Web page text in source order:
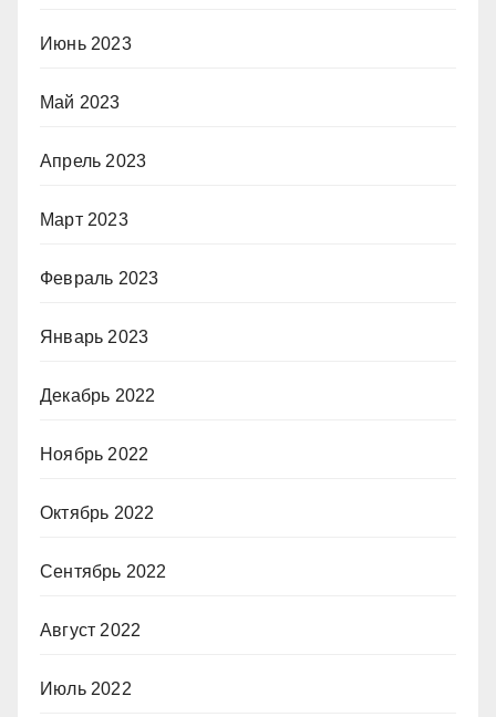
Июнь 2023
Май 2023
Апрель 2023
Март 2023
Февраль 2023
Январь 2023
Декабрь 2022
Ноябрь 2022
Октябрь 2022
Сентябрь 2022
Август 2022
Июль 2022